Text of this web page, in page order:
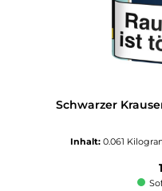
Schwarzer
Inhalt: 0.061